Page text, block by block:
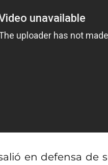
en defensa de